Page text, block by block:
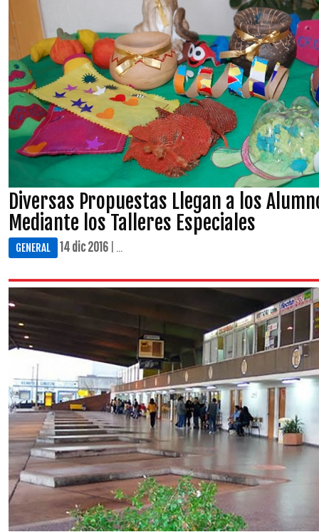
Diversas Propuestas Llegan a los
Mediante los Talleres Especiales
GENERAL 14 dic 2016 | ...